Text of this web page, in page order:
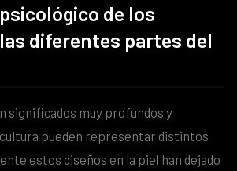
de los
diferentes partes del
significados muy profundos y
cultura pueden representar distintos
estos diseños en la piel han dejado